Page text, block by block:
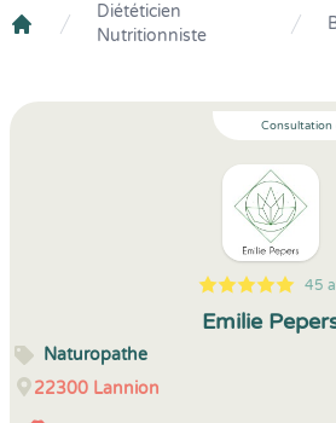
Crenolibre
Diététicien
Nutritionniste
Consultation
5
1
5
45 45
Emilie
Naturopathe
22300 Lannion